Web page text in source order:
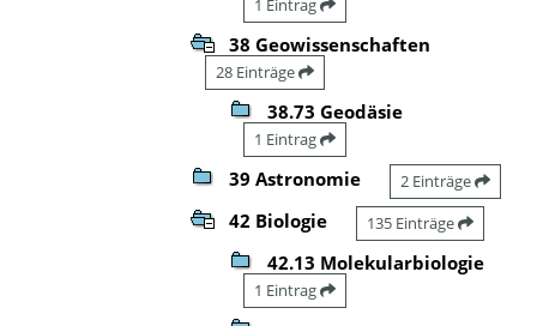
1 Eintrag
38 Geowissenschaften
28 Einträge
38.73 Geodäsie
1 Eintrag
39 Astronomie 2 Einträge
42 Biologie 135 Einträge
42.13 Molekularbiologie
1 Eintrag